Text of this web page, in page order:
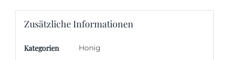
Zusätzliche Informationen
Kategorien Honig